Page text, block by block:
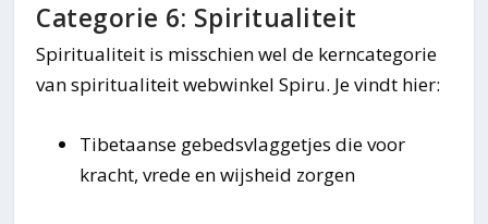
Categorie 6: Spiritualiteit
Spiritualiteit is misschien wel de kerncategorie
van spiritualiteit webwinkel Spiru. Je vindt hier:
Tibetaanse gebedsvlaggetjes die voor
kracht, vrede en wijsheid zorgen